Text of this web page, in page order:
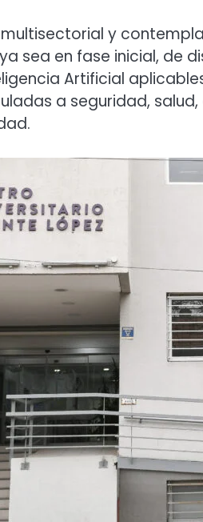
y
sea en fase inicial, de
Artificial
a seguridad,